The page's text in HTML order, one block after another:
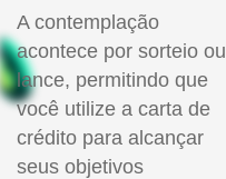
A contemplação
acontece por sorteio ou
lance, permitindo que
você utilize a carta de
crédito para alcançar
seus objetivos